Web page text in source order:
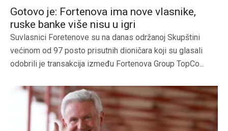
Gotovo je: Fortenova ima nove vlasnike,
ruske banke više nisu u igri
Suvlasnici Foretenove su na danas održanoj Skupštini
većinom od 97 posto prisutnih dioničara koji su glasali
odobrili je transakcija između Fortenova Group TopCo...